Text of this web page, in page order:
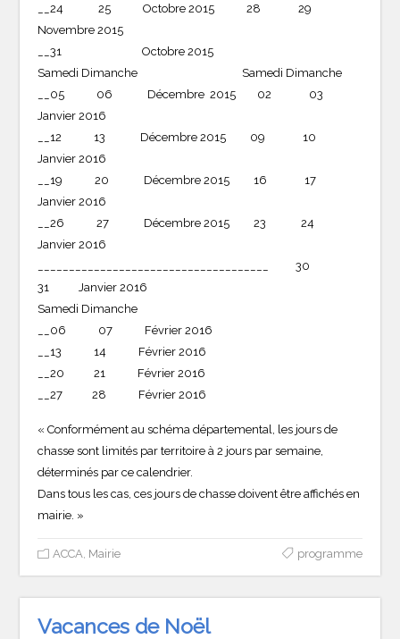
__24 25 Octobre 2015 28 29
Novembre 2015
__31 Octobre 2015
Samedi Dimanche Samedi Dimanche
__05 06 Décembre 2015 02 03
Janvier 2016
__12 13 Décembre 2015 09 10
Janvier 2016
__19 20 Décembre 2015 16 17
Janvier 2016
__26 27 Décembre 2015 23 24
Janvier 2016
_____________________________________ 30
31 Janvier 2016
Samedi Dimanche
__06 07 Février 2016
__13 14 Février 2016
__20 21 Février 2016
__27 28 Février 2016
« Conformément au schéma départemental, les jours de
chasse sont limités par territoire à 2 jours par semaine,
déterminés par ce calendrier.
Dans tous les cas, ces jours de chasse doivent être affichés en
mairie. »
ACCA Mairie programme
Vacances de Noël